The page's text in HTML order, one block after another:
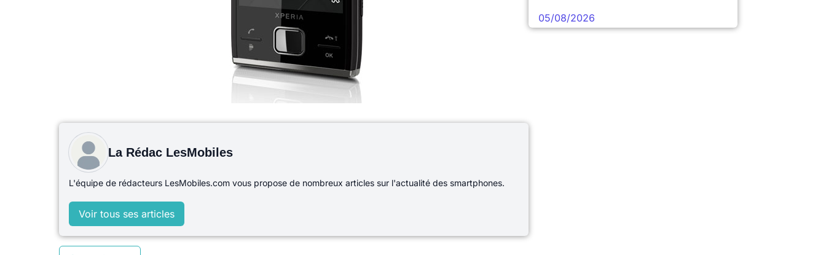
La Rédac LesMobiles
L'équipe de rédacteurs LesMobiles.com vous propose de nombreux articles sur l'actualité des smartphones.
Voir tous ses articles
05/08/2026